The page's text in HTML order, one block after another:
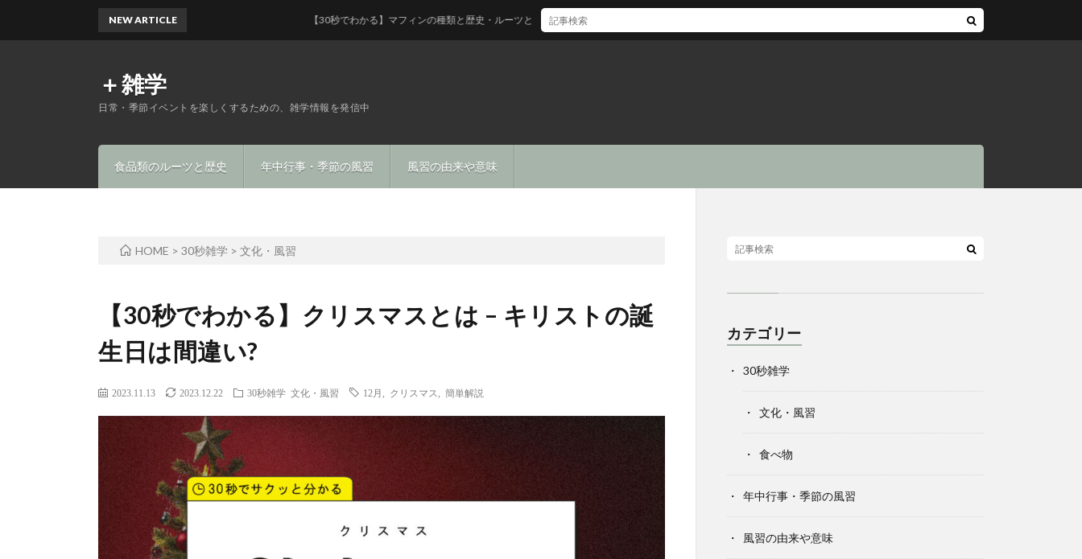
＋雑学
日常・季節イベントを楽しくするための、雑学情報を発信中
食品類のルーツと歴史 年中行事・季節の風習 風習の由来や意味
NEW ARTICLE 【30秒でわかる】マフィンの種類と歴史・ルーツとは
HOME >30秒雑学 >文化・風習
【30秒でわかる】クリスマスとは – キリストの誕
生日は間違い?
2023.11.13 2023.12.22 30秒雑学 文化・風習 12月 クリスマス 簡単解説
カテゴリー
30秒雑学
文化・風習
食べ物
年中行事・季節の風習
風習の由来や意味